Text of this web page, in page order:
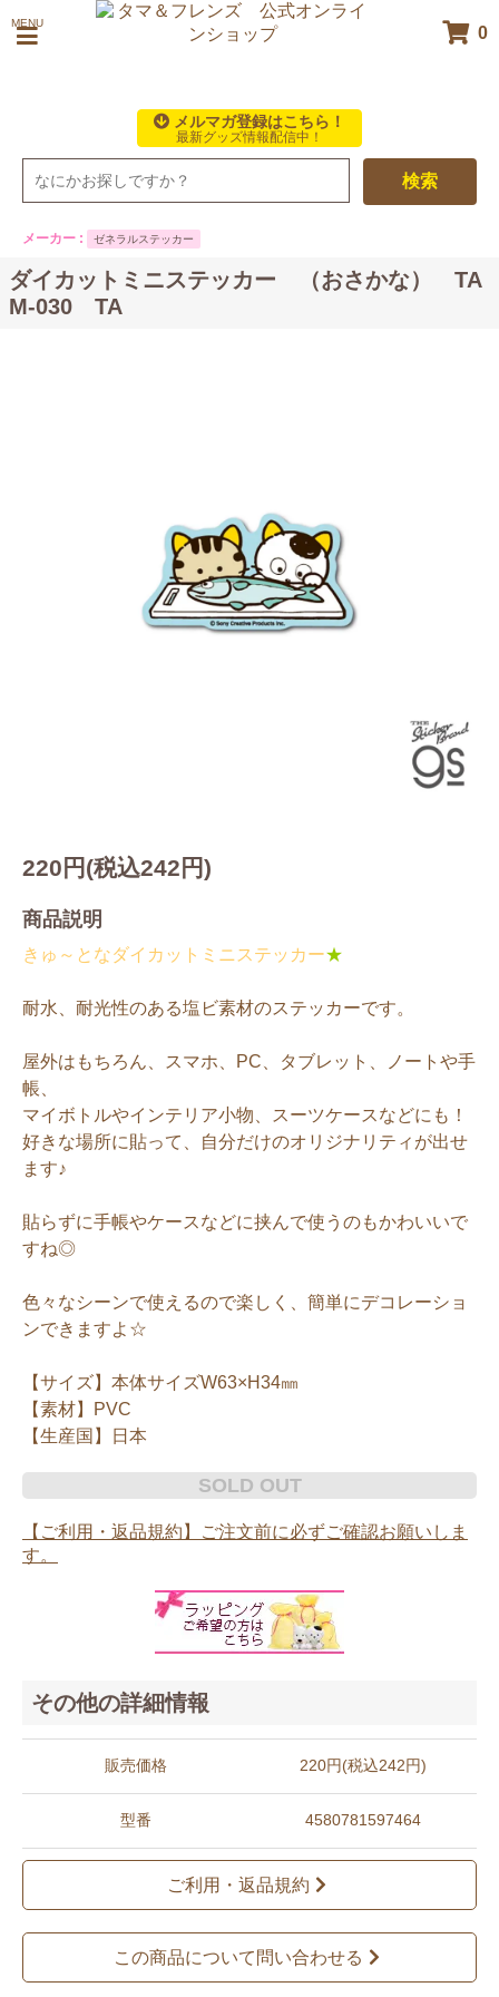
MENU
0
メルマガ登録はこちら！
最新グッズ情報配信中！
検索
メーカー : ゼネラルステッカー
ダイカットミニステッカー （おさかな） TA
M-030 TA
220円(税込242円)
商品説明
きゅ～となダイカットミニステッカー★
耐水、耐光性のある塩ビ素材のステッカーです。
屋外はもちろん、スマホ、PC、タブレット、ノートや手
帳、
マイボトルやインテリア小物、スーツケースなどにも！
好きな場所に貼って、自分だけのオリジナリティが出せ
ます♪
貼らずに手帳やケースなどに挟んで使うのもかわいいで
すね◎
色々なシーンで使えるので楽しく、簡単にデコレーショ
ンできますよ☆
【サイズ】本体サイズW63×H34㎜
【素材】PVC
【生産国】日本
SOLD OUT
【ご利用・返品規約】ご注文前に必ずご確認お願いしま
す。
その他の詳細情報
販売価格 220円(税込242円)
型番 4580781597464
ご利用・返品規約
この商品について問い合わせる